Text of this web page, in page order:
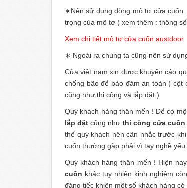
∗Nên sử dụng dòng mô tơ cửa cuốn
trọng của mô tơ ( xem thêm : thông
Xem chi tiết mô tơ cửa cuốn austdoor
∗ Ngoài ra chúng ta cũng nên sử
Cửa việt nam xin được khuyến cáo
chống bão để bảo đảm an toàn (
cũng như thi công và lắp đặt )
Quý khách hàng thân mến ! Để có
lắp đặt cũng như thi công cửa cuốn
thế quý khách nên cân nhắc trước
cuốn thường gặp phải vì tay nghề yếu
Quý khách hàng thân mến ! Hiện
cuốn khác tuy nhiên kinh nghiệm
đáng tiếc khiên một số khách hàng có